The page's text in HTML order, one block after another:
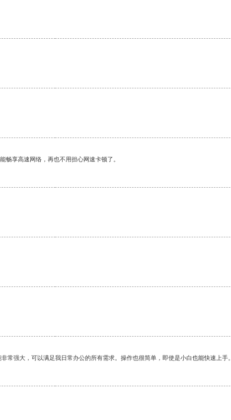
享高速网络，再也不用担心网速卡顿了。
强大，可以满足我日常办公的所有需求。操作也很简单，即使是小白也能快速上手。